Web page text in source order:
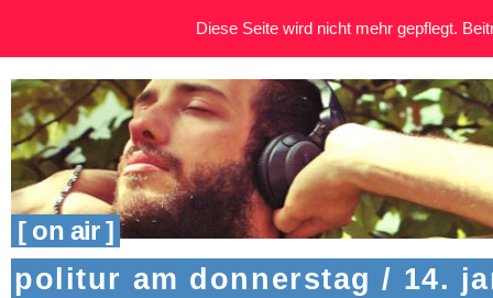
[ on air ]
politur am donnerstag / 14.
Diese Seite wird nicht mehr gepflegt.